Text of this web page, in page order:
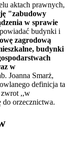
aktach prawnych,
"zabudowy
w sprawie
budynki i
zagrodową
budynki
w
Joanna Smarż,
definicja ta
zwrot ,,w
do orzecznictwa.